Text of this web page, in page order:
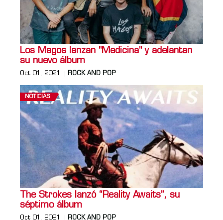
Los Magos lanzan "Medicina" y adelantan
su nuevo álbum
Oct 01, 2021 ROCK AND POP
NOTICIAS
The Strokes lanzó “Reality Awaits”, su
séptimo álbum
Oct 01, 2021 ROCK AND POP